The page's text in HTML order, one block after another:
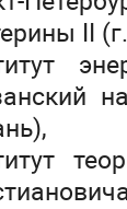
II